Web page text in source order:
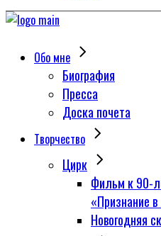
Обо мне
Биография
Пресса
Доска почета
Творчество
Цирк
Фильм к 90-
«Признание
Новогодняя